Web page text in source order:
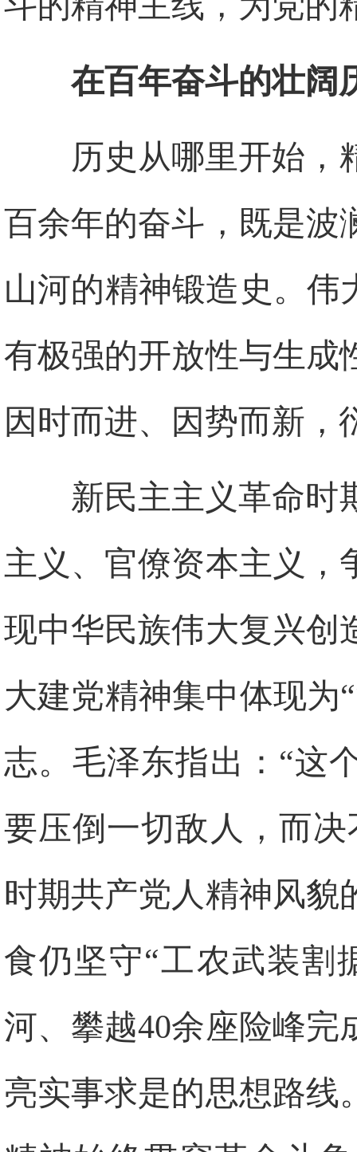
在百年奋斗的壮阔
历史从哪里开始，
百余年的奋斗，既是波
山河的精神锻造史。伟
有极强的开放性与生成
因时而进、因势而新，
新民主主义革命时
主义、官僚资本主义，
现中华民族伟大复兴创
大建党精神集中体现为
志。毛泽东指出：“这
要压倒一切敌人，而
时期共产党人精神风貌
食仍坚守“工农武装割
河、攀越40余座险峰完
亮实事求是的思想路线